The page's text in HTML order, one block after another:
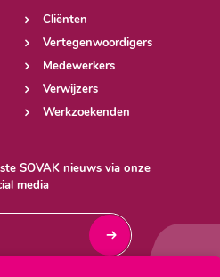
SOVAK nieuws via onze
media
Cliënten
Vertegenwoordigers
Medewerkers
Verwijzers
Werkzoekenden